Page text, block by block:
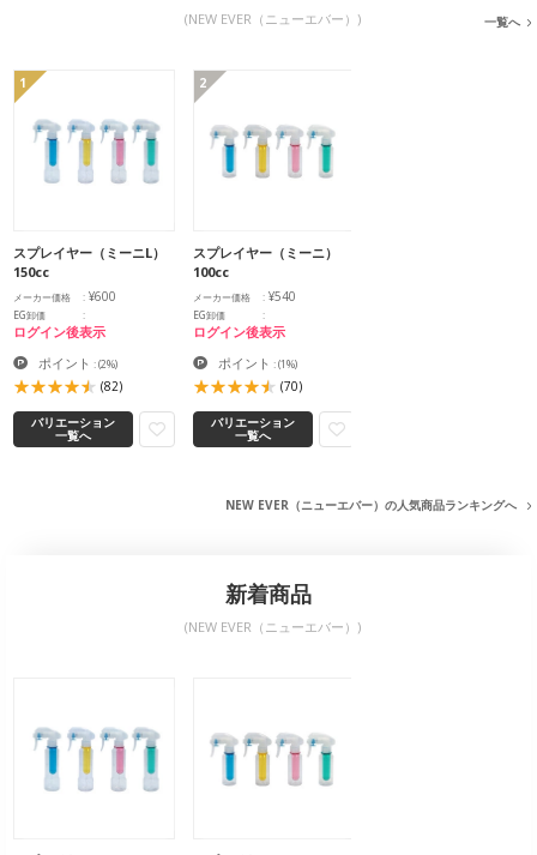
(NEW EVER（ニューエバー）) 一覧へ
1
スプレイヤー（ミーニL）
150cc
メーカー価格 ¥600
EG卸価
ログイン後表示
ポイント :(2%)
(82)
バリエーション
一覧へ
2
スプレイヤー（ミーニ）
100cc
メーカー価格 ¥540
EG卸価
ログイン後表示
ポイント :(1%)
(70)
バリエーション
一覧へ
NEW EVER（ニューエバー）の人気商品ランキングへ
新着商品
(NEW EVER（ニューエバー）)